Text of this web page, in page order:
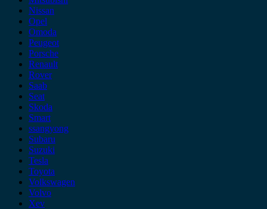
Nissan
Opel
Omoda
Peugeot
Porsche
Renault
Rover
Saab
Seat
Skoda
Smart
ssangyong
Subaru
Suzuki
Tesla
Toyota
Volkswagen
Volvo
Xev